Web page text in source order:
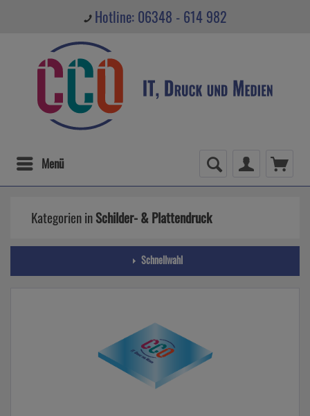
Hotline: 06348 - 614 982
Menü
Kategorien inSchilder- & Plattendruck
Schnellwahl